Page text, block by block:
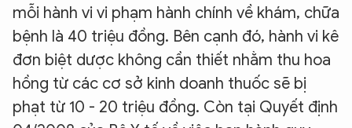
mỗi hành vi vi phạm hành chính về khám, chữa
bệnh là 40 triệu đồng. Bên cạnh đó, hành vi kê
đơn biệt dược không cần thiết nhằm thu hoa
hồng từ các cơ sở kinh doanh thuốc sẽ bị
phạt từ 10 - 20 triệu đồng. Còn tại Quyết định